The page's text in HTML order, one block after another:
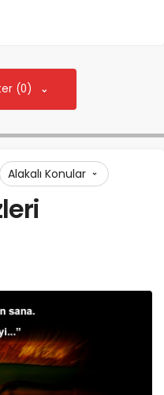
(0)
Alakalı Konular